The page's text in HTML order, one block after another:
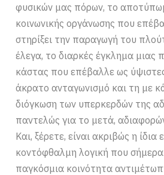
φυσικών μας πόρων, το
κοινωνικής οργάνωσης που
στηρίξει την παραγωγή του
έλεγα, το διαρκές έγκλημα μιας
κάστας που επέβαλλε ως
άκρατο ανταγωνισμό και τη με
διόγκωση των υπερκερδών της
παντελώς για το μετά,
Και, ξέρετε, είναι ακριβώς η ίδια
κοντόφθαλμη λογική που
παγκόσμια κοινότητα